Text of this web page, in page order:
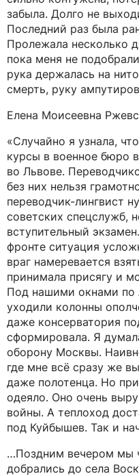
забыла. Долго не
Последний раз была
Пролежала несколько
пока меня не
рука держалась на
смерть, руку
Елена Моисеевна
«Случайно я узнала,
курсы в военное бюро
во Львове.
без них нельзя
переводчик-лингвист
советских спецслужб,
вступительный
фронте ситуация
враг намеревается
принимала присягу и
Под нашими окнами по
уходили колонны
даже консерватория
сформировала. Я
оборону Москвы.
где мне всё сразу же
даже полотенца. Но
одеяло. Оно очень
войны. А теплоход
под Куйбышев. Так и
…Поздним вечером мы
добрались до села